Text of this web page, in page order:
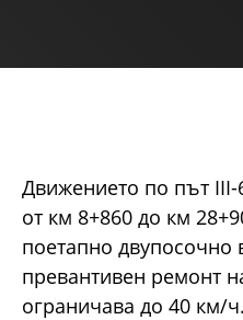
Движението по път
от км 8+860 до км
поетапно двупосочно
превантивен ремонт
ограничава до 40 км/ч.